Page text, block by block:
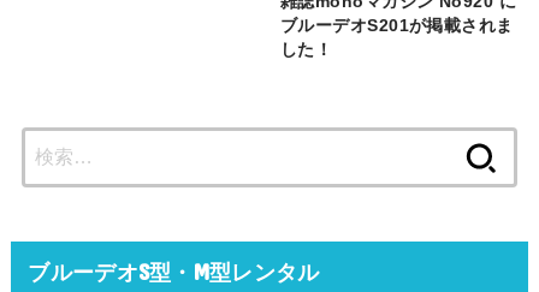
ブルーデオS201が掲載されま
した！
ブルーデオS型・M型レンタル